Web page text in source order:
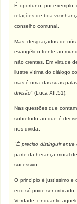
É oportuno, por
relações de boa
conselho comunal.
Mas, desgraçados de
evangélico frente ao
não crentes. Em virtude
ilustre vítima do diálogo
mas é uma das suas
divisão" (Luca XII,51).
Nas questões que
sobretudo ao que é
nos divida.
"É preciso distinguir
parte da herança moral
sucessivo.
O princípio é justíssimo e
erro só pode ser
Verdade; enquanto